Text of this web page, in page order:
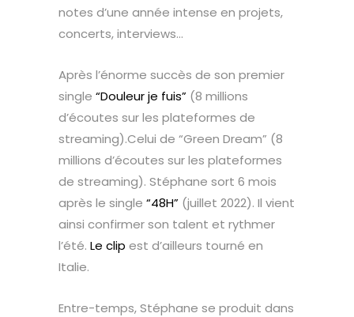
notes d’une année intense en projets,
concerts, interviews…
Après l’énorme succès de son premier
single “Douleur je fuis” (8 millions
d’écoutes sur les plateformes de
streaming).Celui de “Green Dream” (8
millions d’écoutes sur les plateformes
de streaming). Stéphane sort 6 mois
après le single “48H” (juillet 2022). Il vient
ainsi confirmer son talent et rythmer
l’été. Le clip est d’ailleurs tourné en
Italie.
Entre-temps, Stéphane se produit dans